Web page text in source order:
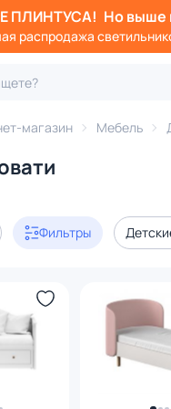
ПЛИНТУСА! Но выше
распродажа
магазин Мебель
Фильтры
Фильтры
мебель
кровати